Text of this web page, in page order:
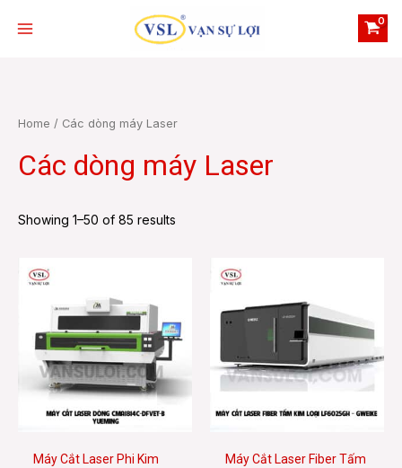
Home / Các dòng máy Laser
Các dòng máy Laser
Showing 1–50 of 85 results
Máy Cắt Laser Phi Kim
Máy Cắt Laser Fiber Tấm